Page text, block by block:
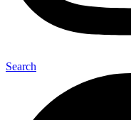
Search